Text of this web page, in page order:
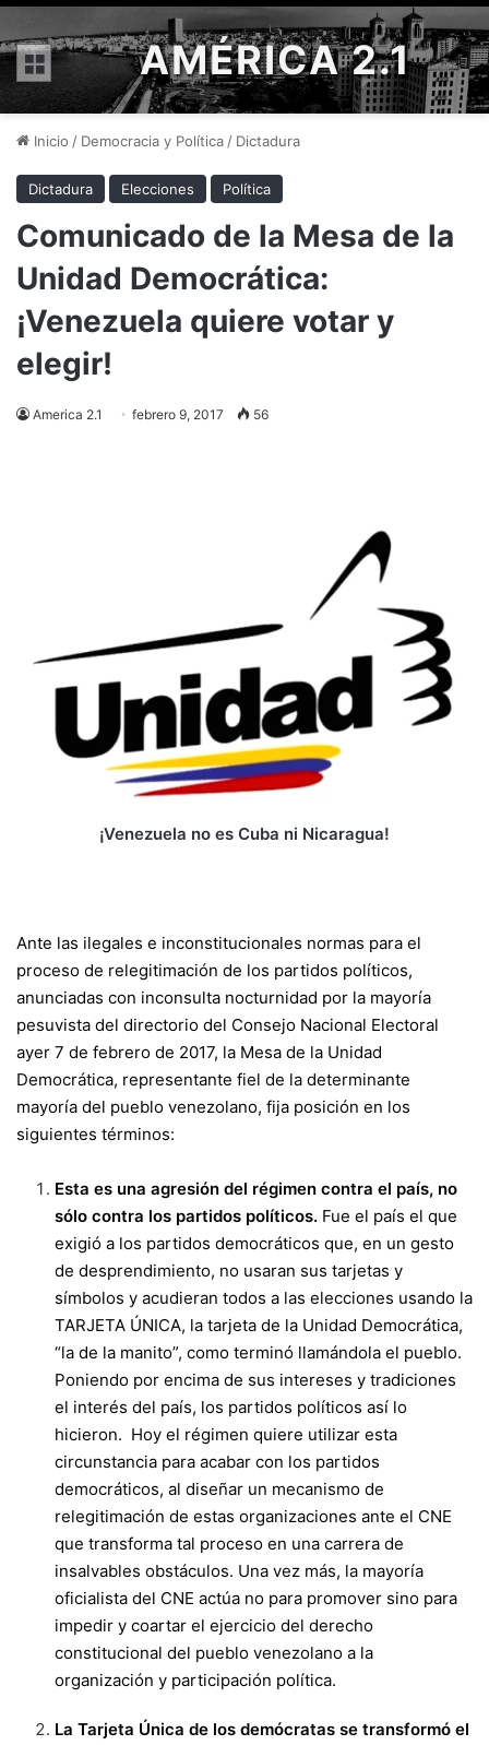
Menú AMÉRICA 2.1
Inicio / Democracia y Política / Dictadura
Dictadura Elecciones Política
Comunicado de la Mesa de la
Unidad Democrática:
¡Venezuela quiere votar y
elegir!
America 2.1 febrero 9, 2017 56
¡Venezuela no es Cuba ni Nicaragua!
Ante las ilegales e inconstitucionales normas para el
proceso de relegitimación de los partidos políticos,
anunciadas con inconsulta nocturnidad por la mayoría
pesuvista del directorio del Consejo Nacional Electoral
ayer 7 de febrero de 2017, la Mesa de la Unidad
Democrática, representante fiel de la determinante
mayoría del pueblo venezolano, fija posición en los
siguientes términos:
Esta es una agresión del régimen contra el país, no
sólo contra los partidos políticos. Fue el país el que
exigió a los partidos democráticos que, en un gesto
de desprendimiento, no usaran sus tarjetas y
símbolos y acudieran todos a las elecciones usando la
TARJETA ÚNICA, la tarjeta de la Unidad Democrática,
“la de la manito”, como terminó llamándola el pueblo.
Poniendo por encima de sus intereses y tradiciones
el interés del país, los partidos políticos así lo
hicieron. Hoy el régimen quiere utilizar esta
circunstancia para acabar con los partidos
democráticos, al diseñar un mecanismo de
relegitimación de estas organizaciones ante el CNE
que transforma tal proceso en una carrera de
insalvables obstáculos. Una vez más, la mayoría
oficialista del CNE actúa no para promover sino para
impedir y coartar el ejercicio del derecho
constitucional del pueblo venezolano a la
organización y participación política.
La Tarjeta Única de los demócratas se transformó el